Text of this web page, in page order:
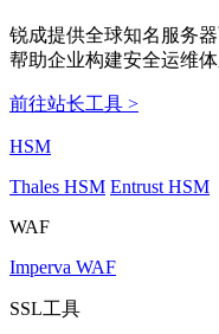
锐成提供全球知名服务
帮助企业构建安全运维体
前往站长工具 >
HSM
Thales HSM Entrust HSM
WAF
Imperva WAF
SSL工具